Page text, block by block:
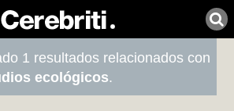
1 resultados relacionados con
ecológicos.